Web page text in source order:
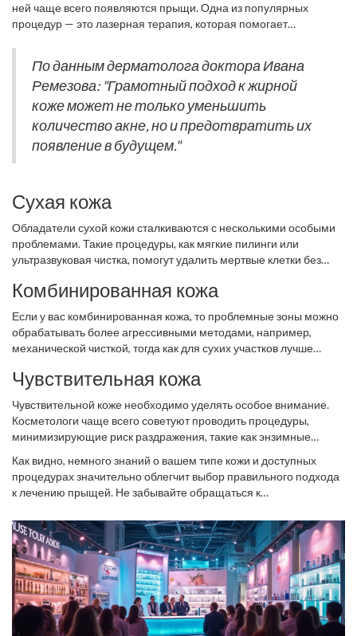
ней чаще всего появляются прыщи. Одна из популярных
процедур — это лазерная терапия, которая помогает
По данным дерматолога доктора Ивана
Ремезова: "Грамотный подход к жирной
коже может не только уменьшить
количество акне, но и предотвратить их
появление в будущем."
Сухая кожа
Обладатели сухой кожи сталкиваются с несколькими особыми
проблемами. Такие процедуры, как мягкие пилинги или
ультразвуковая чистка, помогут удалить мертвые клетки без
питательные маски, чтобы поддерживать баланс влаги в коже.
Комбинированная кожа
Если у вас комбинированная кожа, то проблемные зоны можно
обрабатывать более агрессивными методами, например,
механической чисткой, тогда как для сухих участков лучше
Чувствительная кожа
Чувствительной коже необходимо уделять особое внимание.
Косметологи чаще всего советуют проводить процедуры,
минимизирующие риск раздражения, такие как энзимные
Как видно, немного знаний о вашем типе кожи и доступных
процедурах значительно облегчит выбор правильного подхода
к лечению прыщей. Не забывайте обращаться к
потенциальных проблем.